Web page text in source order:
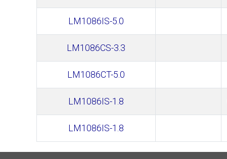
LM1086IS-5.0
LM1086CS-3.3
LM1086CT-5.0
LM1086IS-1.8
LM1086IS-1.8